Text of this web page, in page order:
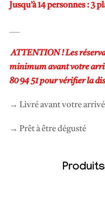
Jusqu’à 14 personnes : 3
ATTENTION ! Les
minimum avant votre
80 94 51 pour vérifier la
→ Livré avant votre
→ Prêt à être dégusté